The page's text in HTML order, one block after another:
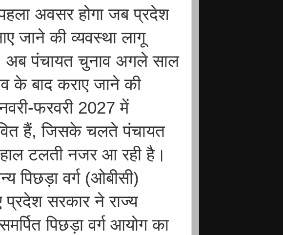
अवसर होगा जब प्रदेश
जाने की व्यवस्था लागू
अब पंचायत चुनाव अगले साल
के बाद कराए जाने की
फरवरी 2027 में
हैं, जिसके चलते पंचायत
टलती नजर आ रही है।
पिछड़ा वर्ग (ओबीसी)
सरकार ने राज्य
पिछड़ा वर्ग आयोग का